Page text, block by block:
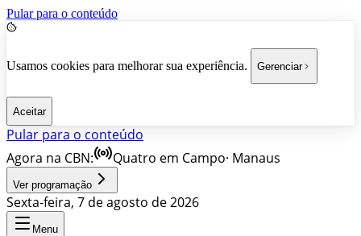
Pular para o conteúdo
Usamos cookies para melhorar sua experiência. Gerenciar
Aceitar
Pular para o conteúdo
Agora na CBN:
Quatro em Campo· Manaus
Ver programação
Sexta-feira, 7 de agosto de 2026
Menu